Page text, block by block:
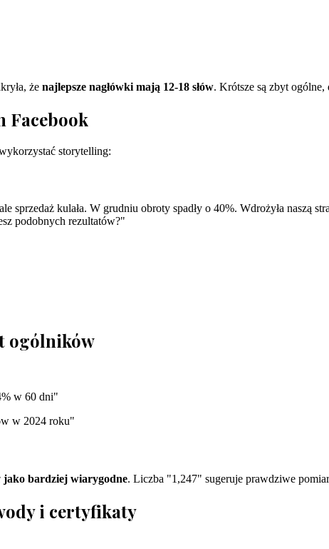
że najlepsze nagłówki mają 12-18 słów. Krótsze są zbyt
Facebook
storytelling:
sprzedaż kulała. W grudniu obroty spadły o 40%. Wdrożyła naszą
podobnych rezultatów?"
ogólników
w 60 dni"
w 2024 roku"
bardziej wiarygodne. Liczba "1,247" sugeruje prawdziwe
i certyfikaty